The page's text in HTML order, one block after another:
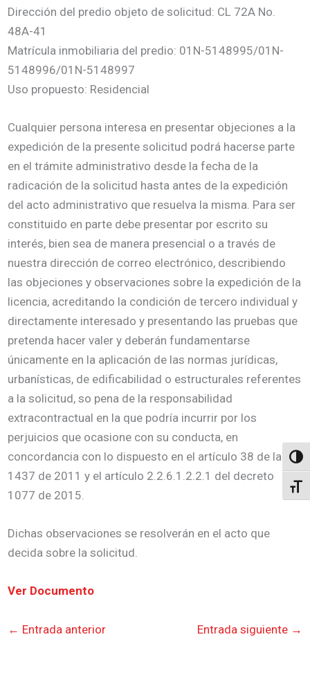
Dirección del predio objeto de solicitud: CL 72A No.
48A-41
Matrícula inmobiliaria del predio: 01N-5148995/01N-
5148996/01N-5148997
Uso propuesto: Residencial
Cualquier persona interesa en presentar objeciones a la
expedición de la presente solicitud podrá hacerse parte
en el trámite administrativo desde la fecha de la
radicación de la solicitud hasta antes de la expedición
del acto administrativo que resuelva la misma. Para ser
constituido en parte debe presentar por escrito su
interés, bien sea de manera presencial o a través de
nuestra dirección de correo electrónico, describiendo
las objeciones y observaciones sobre la expedición de la
licencia, acreditando la condición de tercero individual y
directamente interesado y presentando las pruebas que
pretenda hacer valer y deberán fundamentarse
únicamente en la aplicación de las normas jurídicas,
urbanísticas, de edificabilidad o estructurales referentes
a la solicitud, so pena de la responsabilidad
extracontractual en la que podría incurrir por los
perjuicios que ocasione con su conducta, en
concordancia con lo dispuesto en el artículo 38 de la ley
1437 de 2011 y el artículo 2.2.6.1.2.2.1 del decreto
1077 de 2015.
Dichas observaciones se resolverán en el acto que
decida sobre la solicitud.
Ver Documento
← Entrada anterior Entrada siguiente →